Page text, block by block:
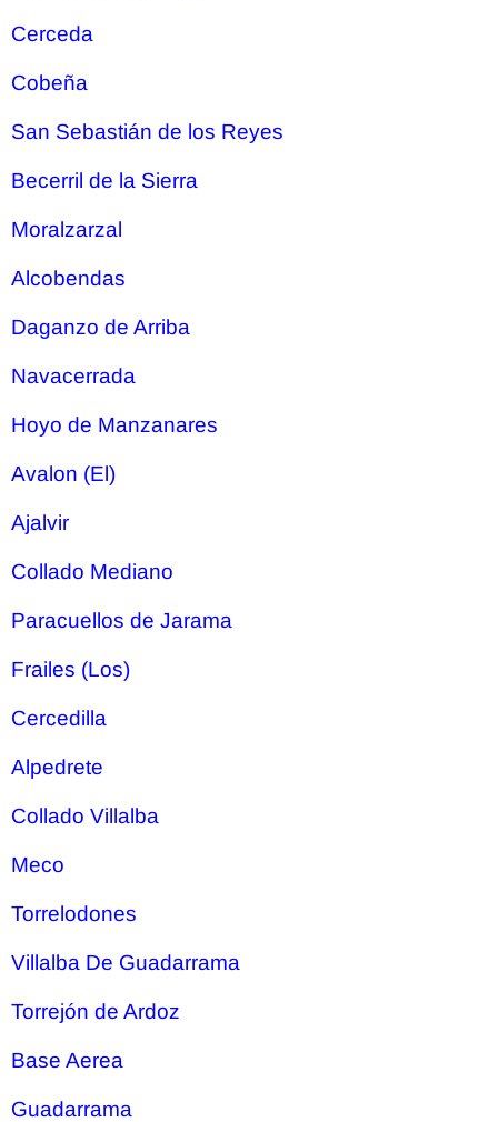
Cerceda
Cobeña
San Sebastián de los Reyes
Becerril de la Sierra
Moralzarzal
Alcobendas
Daganzo de Arriba
Navacerrada
Hoyo de Manzanares
Avalon (El)
Ajalvir
Collado Mediano
Paracuellos de Jarama
Frailes (Los)
Cercedilla
Alpedrete
Collado Villalba
Meco
Torrelodones
Villalba De Guadarrama
Torrejón de Ardoz
Base Aerea
Guadarrama